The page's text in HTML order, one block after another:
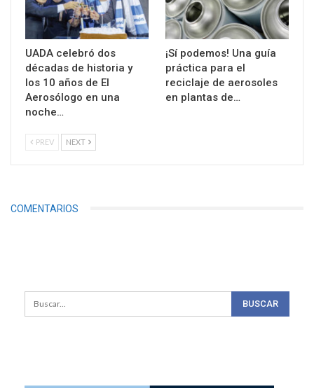
UADA celebró dos
décadas de historia y
los 10 años de El
Aerosólogo en una
noche…
¡Sí podemos! Una guía
práctica para el
reciclaje de aerosoles
en plantas de…
PREV NEXT
COMENTARIOS